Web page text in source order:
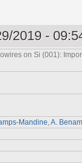
2019 -
on Si (001):
Mandine A.